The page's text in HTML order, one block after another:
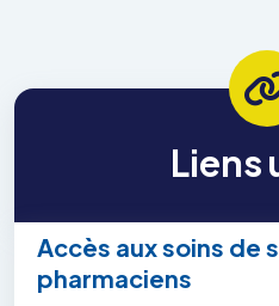
Liens
Accès aux soins de
pharmaciens